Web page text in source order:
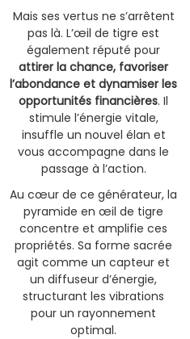
Mais ses vertus ne s’arrêtent
pas là. L’œil de tigre est
également réputé pour
attirer la chance, favoriser
l’abondance et dynamiser les
opportunités financières. Il
stimule l’énergie vitale,
insuffle un nouvel élan et
vous accompagne dans le
passage à l’action.
Au cœur de ce générateur, la
pyramide en œil de tigre
concentre et amplifie ces
propriétés. Sa forme sacrée
agit comme un capteur et
un diffuseur d’énergie,
structurant les vibrations
pour un rayonnement
optimal.